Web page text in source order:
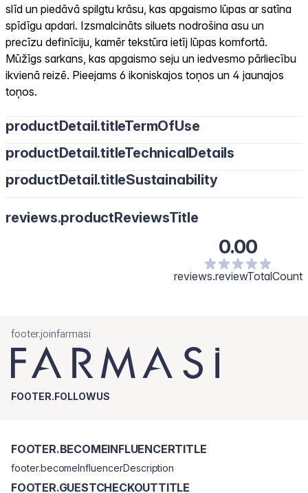
slīd un piedāvā spilgtu krāsu, kas apgaismo lūpas ar satīna
spīdīgu apdari. Izsmalcināts siluets nodrošina asu un
precīzu definīciju, kamēr tekstūra ietīj lūpas komfortā.
Mūžīgs sarkans, kas apgaismo seju un iedvesmo pārliecību
ikvienā reizē. Pieejams 6 ikoniskajos toņos un 4 jaunajos
toņos.
productDetail.titleTermOfUse
productDetail.titleTechnicalDetails
productDetail.titleSustainability
reviews.productReviewsTitle
0.00
reviews.reviewTotalCount
footer.joinfarmasi
FOOTER.FOLLOWUS
FOOTER.BECOMEINFLUENCERTITLE
footer.becomeInfluencerDescription
FOOTER.GUESTCHECKOUTTITLE